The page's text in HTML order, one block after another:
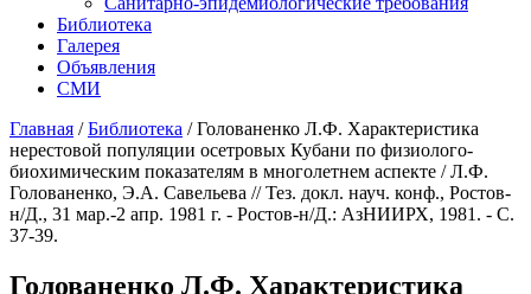
Библиотека
Галерея
Объявления
СМИ
Главная /Библиотека /Голованенко Л.Ф. Характеристика
нерестовой популяции осетровых Кубани по физиолого-
биохимическим показателям в многолетнем аспекте / Л.Ф.
Голованенко, Э.А. Савельева // Тез. докл. науч. конф., Ростов-
н/Д., 31 мар.-2 апр. 1981 г. - Ростов-н/Д.: АзНИИРХ, 1981. - С.
37-39.
Голованенко Л.Ф. Характеристика